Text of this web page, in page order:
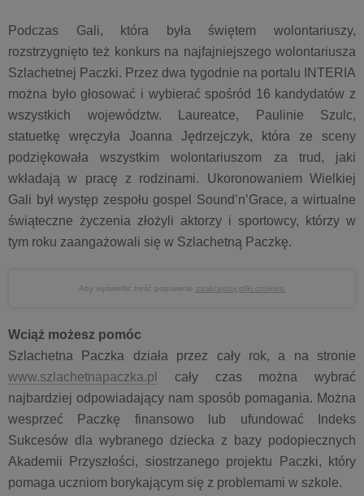
Podczas Gali, która była świętem wolontariuszy,
rozstrzygnięto też konkurs na najfajniejszego wolontariusza
Szlachetnej Paczki. Przez dwa tygodnie na portalu INTERIA
można było głosować i wybierać spośród 16 kandydatów z
wszystkich województw. Laureatce, Paulinie Szulc,
statuetkę wręczyła Joanna Jędrzejczyk, która ze sceny
podziękowała wszystkim wolontariuszom za trud, jaki
wkładają w pracę z rodzinami. Ukoronowaniem Wielkiej
Gali był występ zespołu gospel Sound’n’Grace, a wirtualne
świąteczne życzenia złożyli aktorzy i sportowcy, którzy w
tym roku zaangażowali się w Szlachetną Paczkę.
Aby wyświetlić treść poprawnie zaakceptuj pliki cookies.
Wciąż możesz pomóc
Szlachetna Paczka działa przez cały rok, a na stronie
www.szlachetnapaczka.pl
cały czas można wybrać
najbardziej odpowiadający nam sposób pomagania. Można
wesprzeć Paczkę finansowo lub ufundować Indeks
Sukcesów dla wybranego dziecka z bazy podopiecznych
Akademii Przyszłości, siostrzanego projektu Paczki, który
pomaga uczniom borykającym się z problemami w szkole.